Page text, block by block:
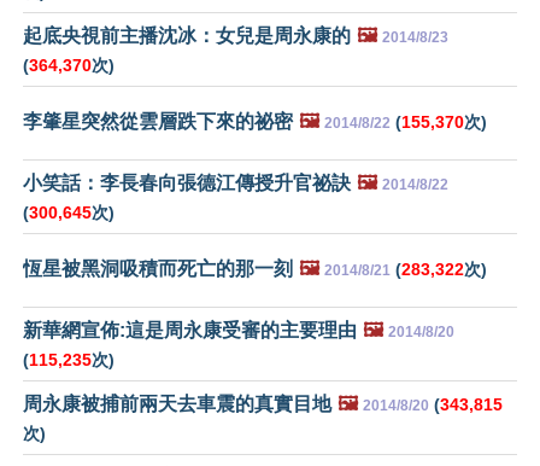
起底央視前主播沈冰：女兒是周永康的 🖼️ 2014/8/23
(364,370次)
李肇星突然從雲層跌下來的祕密 🖼️ 2014/8/22 (155,370次)
小笑話：李長春向張德江傳授升官祕訣 🖼️ 2014/8/22
(300,645次)
恆星被黑洞吸積而死亡的那一刻 🖼️ 2014/8/21 (283,322次)
新華網宣佈:這是周永康受審的主要理由 🖼️ 2014/8/20
(115,235次)
周永康被捕前兩天去車震的真實目地 🖼️ 2014/8/20 (343,815
次)